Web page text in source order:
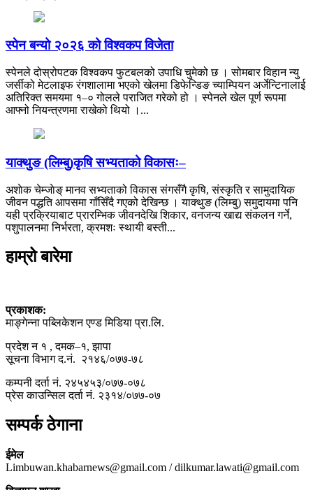
स्पेन बन्यो २०२६ को विश्वकप विजेता
स्पेनले दोस्रोपटक विश्वकप फुटबलको उपाधि चुमेको छ । सोमबार विहान न्यु
जर्सीको मेटलाइफ रंगशालामा भएको खेलमा डिफेन्डिङ च्याम्पियन अर्जेन्टिनालाई
अतिरिक्त समयमा १–० गोलले पराजित गरेको हो । स्पेनले खेल पूर्ण रूपमा
आफ्नो नियन्त्रणमा राखेको थियो ।...
याक्थुङ (लिम्बु)कृषि सभ्यताको विकासः–
अशाेक चेम्जाेङ् मानव सभ्यताको विकास संगसँगै कृषि, संस्कृति र सामुदायिक
जीवन पद्धति आपसमा गाँसिँदै गएको देखिन्छ । याक्थुङ (लिम्बु) समुदायमा पनि
यही प्रक्रियाबाट प्रारम्भिक जीवनदेखि शिकार, वनजन्य खाद्य संकलन गर्ने,
पशुपालनमा निर्भरता, क्रमशः स्थायी बस्ती...
हाम्रो बारेमा
प्रकाशक:
माङ्गेन्ना पब्लिकेशन एण्ड मिडिया प्रा.लि.
प्रदेश न १ , दमक–१, झापा
सूचना विभाग द.नं. २१४६/०७७-७८
कम्पनी दर्ता नं. २४५४५३/०७७-०७८
प्रेस काउन्सिल दर्ता नं. २३१४/०७७-०७
सम्पर्क ठेगाना
ईमेल
Limbuwan.khabarnews@gmail.com / dilkumar.lawati@gmail.com